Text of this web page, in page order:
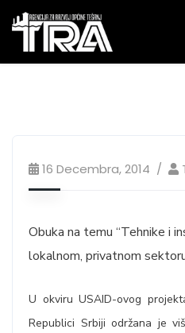
16 Decembra, 2014
Obuka na temu “Tehnike i
lokalnom, privatnom
U okviru USAID-ovog
Republici Srbiji održana je